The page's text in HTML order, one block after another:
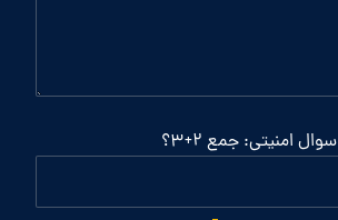
سوال امنیتی: جمع 2+3؟